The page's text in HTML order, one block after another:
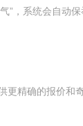
”，系统会自动
精确的报价